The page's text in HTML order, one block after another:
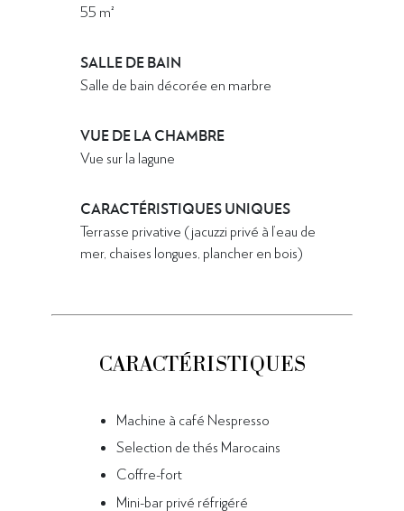
55 m²
SALLE DE BAIN
Salle de bain décorée en marbre
VUE DE LA CHAMBRE
Vue sur la lagune
CARACTÉRISTIQUES UNIQUES
Terrasse privative (jacuzzi privé à l’eau de
mer, chaises longues, plancher en bois)
CARACTÉRISTIQUES
Machine à café Nespresso
Selection de thés Marocains
Coffre-fort
Mini-bar privé réfrigéré